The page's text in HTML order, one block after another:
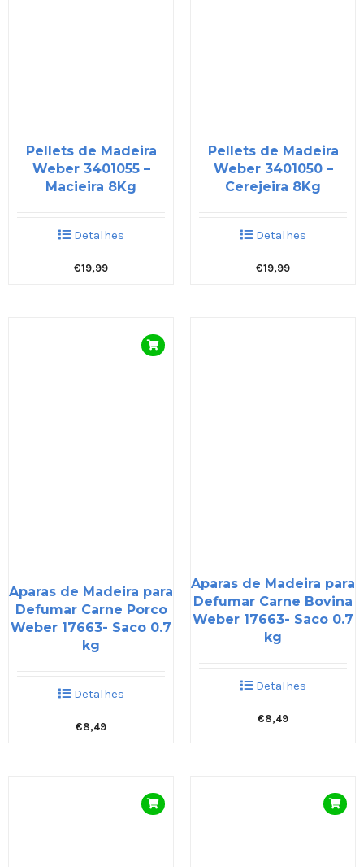
Pellets de Madeira
Weber 3401055 –
Macieira 8Kg
Detalhes
€19,99
Pellets de Madeira
Weber 3401050 –
Cerejeira 8Kg
Detalhes
€19,99
Aparas de Madeira para
Defumar Carne Porco
Weber 17663- Saco 0.7
kg
Detalhes
€8,49
Aparas de Madeira para
Defumar Carne Bovina
Weber 17663- Saco 0.7
kg
Detalhes
€8,49